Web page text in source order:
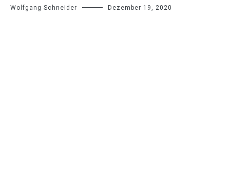
Wolfgang Schneider Dezember 19, 2020